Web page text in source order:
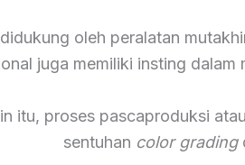
oleh peralatan
juga memiliki insting dalam
itu, proses pascaproduksi atau
sentuhan color grading